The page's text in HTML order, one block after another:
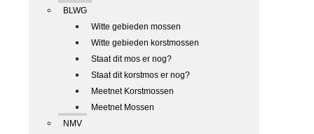
BLWG
Witte gebieden mossen
Witte gebieden korstmossen
Staat dit mos er nog?
Staat dit korstmos er nog?
Meetnet Korstmossen
Meetnet Mossen
NMV